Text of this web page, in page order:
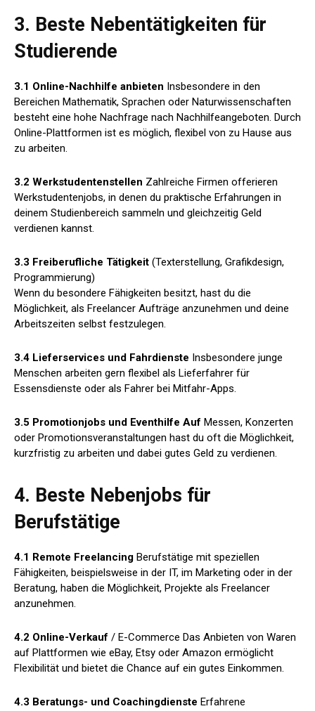
3. Beste Nebentätigkeiten für
Studierende
3.1 Online-Nachhilfe anbieten Insbesondere in den
Bereichen Mathematik, Sprachen oder Naturwissenschaften
besteht eine hohe Nachfrage nach Nachhilfeangeboten. Durch
Online-Plattformen ist es möglich, flexibel von zu Hause aus
zu arbeiten.
3.2 Werkstudentenstellen Zahlreiche Firmen offerieren
Werkstudentenjobs, in denen du praktische Erfahrungen in
deinem Studienbereich sammeln und gleichzeitig Geld
verdienen kannst.
3.3 Freiberufliche Tätigkeit (Texterstellung, Grafikdesign,
Programmierung)
Wenn du besondere Fähigkeiten besitzt, hast du die
Möglichkeit, als Freelancer Aufträge anzunehmen und deine
Arbeitszeiten selbst festzulegen.
3.4 Lieferservices und Fahrdienste Insbesondere junge
Menschen arbeiten gern flexibel als Lieferfahrer für
Essensdienste oder als Fahrer bei Mitfahr-Apps.
3.5 Promotionjobs und Eventhilfe Auf Messen, Konzerten
oder Promotionsveranstaltungen hast du oft die Möglichkeit,
kurzfristig zu arbeiten und dabei gutes Geld zu verdienen.
4. Beste Nebenjobs für
Berufstätige
4.1 Remote Freelancing Berufstätige mit speziellen
Fähigkeiten, beispielsweise in der IT, im Marketing oder in der
Beratung, haben die Möglichkeit, Projekte als Freelancer
anzunehmen.
4.2 Online-Verkauf / E-Commerce Das Anbieten von Waren
auf Plattformen wie eBay, Etsy oder Amazon ermöglicht
Flexibilität und bietet die Chance auf ein gutes Einkommen.
4.3 Beratungs- und Coachingdienste Erfahrene